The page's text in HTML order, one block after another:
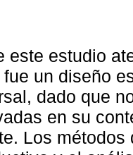
este estudio
un diseño
dado que
en su
Los